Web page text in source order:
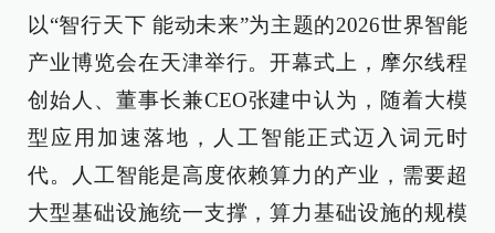
以“智行天下 能动未来”为主题的2026世界智能
产业博览会在天津举行。开幕式上，摩尔线程
创始人、董事长兼CEO张建中认为，随着大模
型应用加速落地，人工智能正式迈入词元时
代。人工智能是高度依赖算力的产业，需要超
大型基础设施统一支撑，算力基础设施的规模